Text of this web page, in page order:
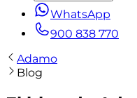
WhatsApp
900 838 770
Adamo
Blog